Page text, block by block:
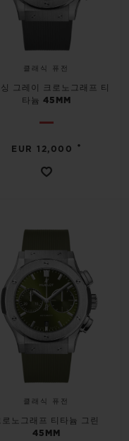
클래식 퓨전
그레이 크로노그래프 티
타늄 45MM
EUR 12,000 •
클래식 퓨전
로노그래프 티타늄 그린
45MM